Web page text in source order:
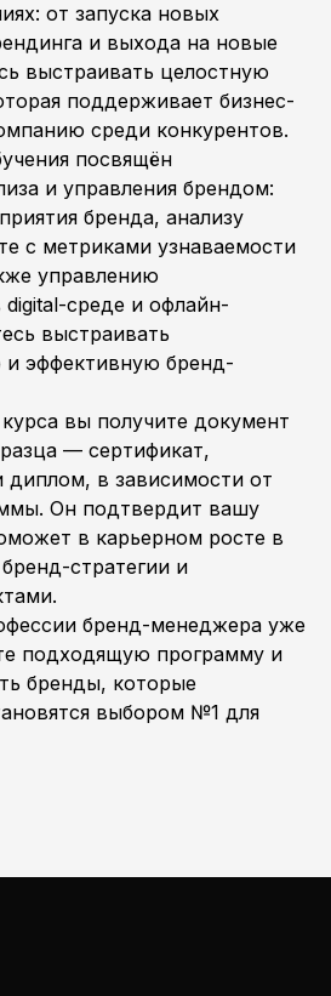
от запуска новых
и выхода на новые
выстраивать целостную
поддерживает бизнес-
среди конкурентов.
посвящён
и управления брендом:
бренда, анализу
с метриками узнаваемости
управлению
среде и офлайн-
выстраивать
и эффективную бренд-
вы получите документ
— сертификат,
диплом, в зависимости от
Он подтвердит вашу
в карьерном росте в
стратегии и
бренд-менеджера уже
подходящую программу и
бренды, которые
выбором №1 для